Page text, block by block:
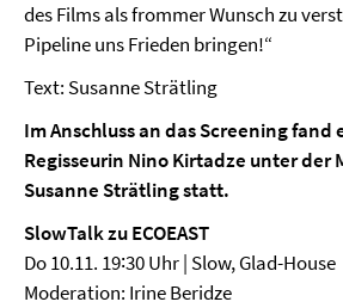
des Films als frommer Wunsch zu
Pipeline uns Frieden bringen!“
Text: Susanne Strätling
Im Anschluss an das Screening fand
Regisseurin Nino Kirtadze unter der
Susanne Strätling statt.
SlowTalk zu ECOEAST
Do 10.11. 19∶30 Uhr | Slow, Glad-House
Moderation: Irine Beridze